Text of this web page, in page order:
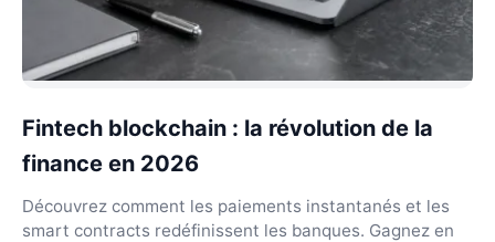
Fintech blockchain : la révolution de la
finance en 2026
Découvrez comment les paiements instantanés et les
smart contracts redéfinissent les banques. Gagnez en